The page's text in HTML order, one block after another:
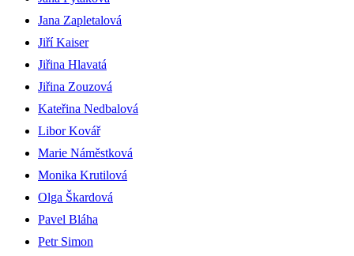
Jana Zapletalová
Jiří Kaiser
Jiřina Hlavatá
Jiřina Zouzová
Kateřina Nedbalová
Libor Kovář
Marie Náměstková
Monika Krutilová
Olga Škardová
Pavel Bláha
Petr Simon